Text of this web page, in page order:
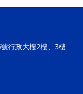
行政大樓2樓、3樓